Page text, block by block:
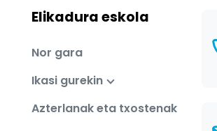
Elikadura eskola
Nor gara
Ikasi gurekin
Azterlanak eta txostenak